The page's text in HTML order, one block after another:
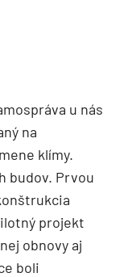
u nás
na
klímy.
budov. Prvou
projekt
obnovy aj
boli